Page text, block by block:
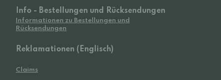
Info - Bestellungen und Rücksendungen
Informationen zu Bestellungen und
Rücksendungen
Reklamationen (Englisch)
Claims